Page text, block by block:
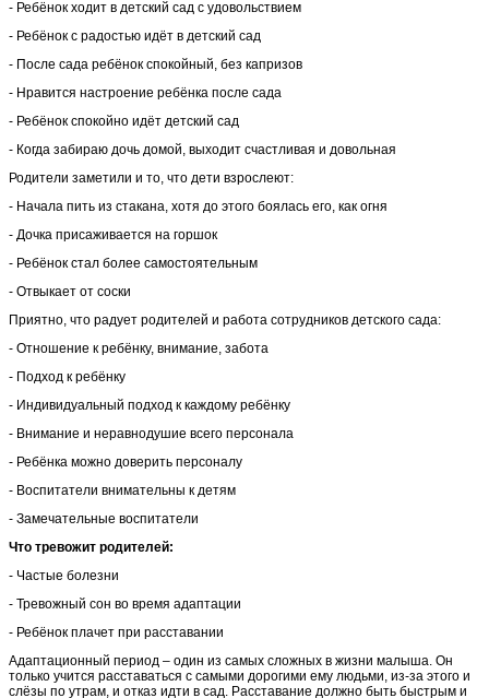
- Ребёнок ходит в детский сад с удовольствием
- Ребёнок с радостью идёт в детский сад
- После сада ребёнок спокойный, без капризов
- Нравится настроение ребёнка после сада
- Ребёнок спокойно идёт детский сад
- Когда забираю дочь домой, выходит счастливая и довольная
Родители заметили и то, что дети взрослеют:
- Начала пить из стакана, хотя до этого боялась его, как огня
- Дочка присаживается на горшок
- Ребёнок стал более самостоятельным
- Отвыкает от соски
Приятно, что радует родителей и работа сотрудников детского сада:
- Отношение к ребёнку, внимание, забота
- Подход к ребёнку
- Индивидуальный подход к каждому ребёнку
- Внимание и неравнодушие всего персонала
- Ребёнка можно доверить персоналу
- Воспитатели внимательны к детям
- Замечательные воспитатели
Что тревожит родителей:
- Частые болезни
- Тревожный сон во время адаптации
- Ребёнок плачет при расставании
Адаптационный период – один из самых сложных в жизни малыша. Он
только учится расставаться с самыми дорогими ему людьми, из-за этого и
слёзы по утрам, и отказ идти в сад. Расставание должно быть быстрым и